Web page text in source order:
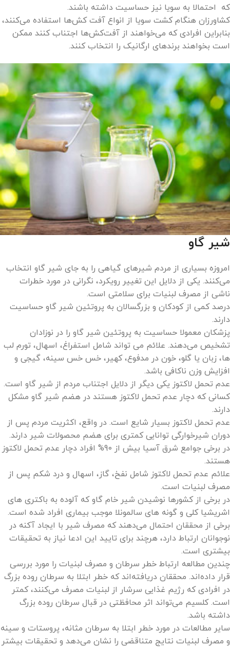
که احتمالا به سویا نیز حساسیت داشته باشند.
کشاورزان هنگام کشت سویا از انواع آفت کش‌ها استفاده می‌کنند،
بنابراین افرادی که می‌خواهند از آفت‌کش‌ها اجتناب کنند ممکن
است بخواهند برندهای ارگانیک را انتخاب کنند.
شیر گاو
امروزه بسیاری از مردم شیرهای گیاهی را به جای شیر گاو انتخاب
می‌کنند. یکی از دلایل این تغییر رویکرد، نگرانی در مورد خطرات
ناشی از مصرف لبنیات برای سلامتی است.
درصد کمی از کودکان و بزرگسالان به پروتئین شیر گاو حساسیت
دارند.
پزشکان معمولا حساسیت به پروتئین شیر گاو را در نوزادان
تشخیص می‌دهند. علائم می تواند شامل استفراغ، اسهال، تورم لب
ها، زبان یا گلو، خون در مدفوع، کهیر، خس خس سینه، گیجی و
افزایش وزن ناکافی باشد.
عدم تحمل لاکتوز یکی دیگر از دلایل اجتناب مردم از شیر گاو است.
کسانی که دچار عدم تحمل لاکتوز هستند در هضم شیر گاو مشکل
دارند.
عدم تحمل لاکتوز بسیار شایع است. در واقع، اکثریت مردم پس از
دوران شیرخوارگی توانایی کمتری برای هضم محصولات شیر ​​دارند.
در برخی جوامع شرق آسیا بیش از 90% افراد دچار عدم تحمل لاکتوز
هستند.
علائم عدم تحمل لاکتوز شامل نفخ، گاز، اسهال و درد شکم پس از
مصرف لبنیات است.
در برخی از کشورها نوشیدن شیر خام گاو که آلوده به باکتری های
اشریشیا کلی و گونه های سالمونلا موجب بیماری افراد شده است.
برخی از محققان احتمال می‌دهند که مصرف شیر با ایجاد آکنه در
نوجوانان ارتباط دارد، هرچند برای تایید این ادعا نیاز به تحقیقات
بیشتری است.
چندین مطالعه ارتباط خطر سرطان و مصرف لبنیات را مورد بررسی
قرار داده‌اند. محققان دریافته‌اند که خطر ابتلا به سرطان روده بزرگ
در افرادی که رژیم غذایی سرشار از لبنیات مصرف می‌کنند، کمتر
است. کلسیم می‌تواند اثر محافظتی در قبال سرطان روده بزرگ
داشته باشد.
سایر مطالعات در مورد خطر ابتلا به سرطان مثانه، پروستات و سینه
و مصرف لبنیات نتایج متناقضی را نشان می‌دهد و تحقیقات بیشتر